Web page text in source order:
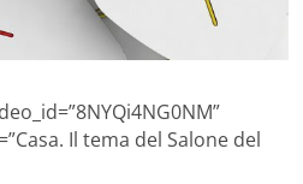
Il tema del Salone del